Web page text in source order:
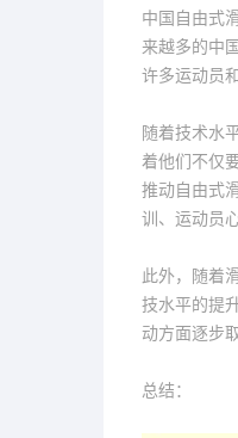
中国自由式
来越多的中
许多运动员
随着技术水
着他们不仅
推动自由式
训、运动员
此外，随着
技水平的提
动方面逐步
总结：